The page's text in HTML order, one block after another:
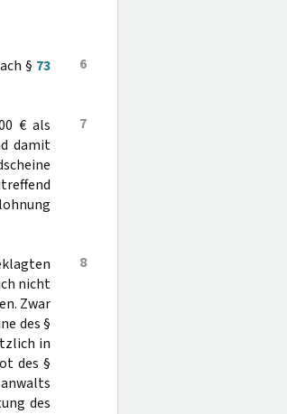
6
§ 73
7
€ als
damit
8
nicht
Zwar
des §
in
des §
des